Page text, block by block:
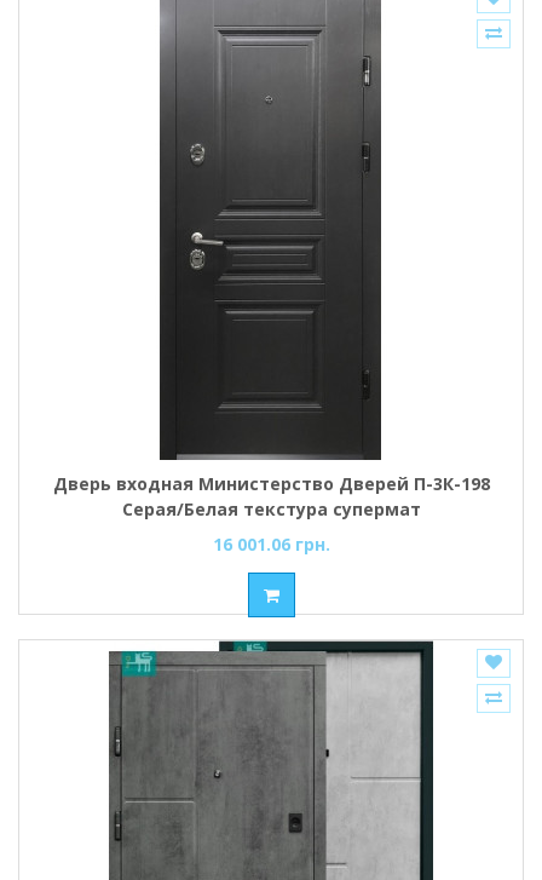
Дверь входная Министерство Дверей П-3К-198
Серая/Белая текстура супермат
16 001.06 грн.